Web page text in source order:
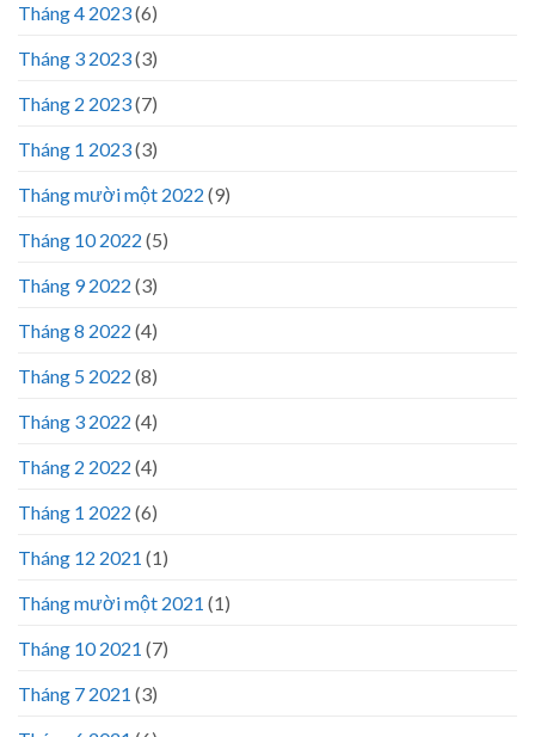
Tháng 4 2023(6)
Tháng 3 2023(3)
Tháng 2 2023(7)
Tháng 1 2023(3)
Tháng mười một 2022 (9)
Tháng 10 2022 (5)
Tháng 9 2022 (3)
Tháng 8 2022 (4)
Tháng 5 2022 (8)
Tháng 3 2022 (4)
Tháng 2 2022 (4)
Tháng 1 2022 (6)
Tháng 12 2021 (1)
Tháng mười một 2021 (1)
Tháng 10 2021 (7)
Tháng 7 2021 (3)